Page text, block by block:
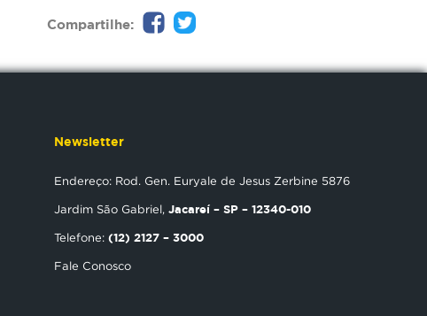
Compartilhe:
Newsletter
Endereço: Rod. Gen. Euryale de Jesus Zerbine 5876
Jardim São Gabriel, Jacareí – SP – 12340-010
Telefone: (12) 2127 – 3000
Fale Conosco